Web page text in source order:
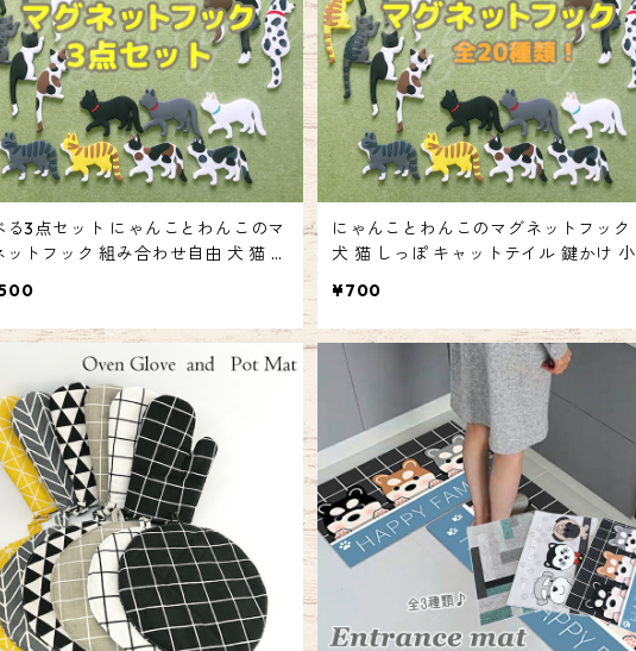
る3点セット にゃんことわんこのマ
ットフック 組み合わせ自由 犬 猫 し
グネット フック いぬ ねこ emilyst
にゃんことわんこのマグネットフック
犬 猫 しっぽ キャットテイル 鍵かけ 小
こ emilystyle
¥700